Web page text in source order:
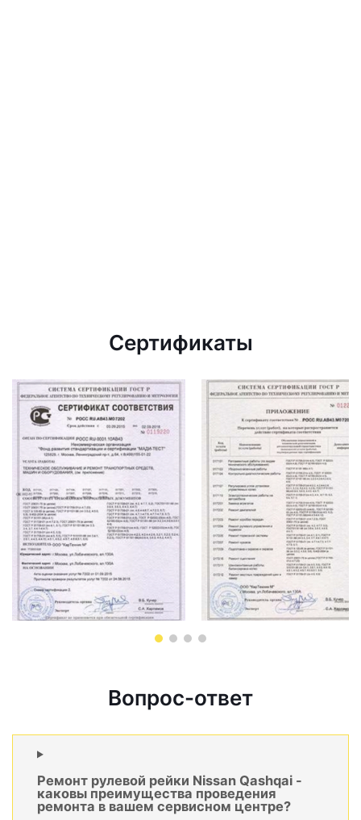
Сертификаты
Вопрос-ответ
Ремонт рулевой рейки Nissan Qashqai -
каковы преимущества проведения
ремонта в вашем сервисном центре?